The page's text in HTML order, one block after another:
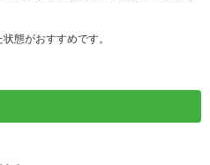
態がおすすめです。